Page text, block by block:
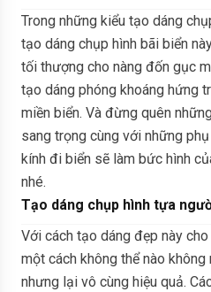
Trong những kiểu tạo dáng
tạo dáng chụp hình bãi biển
tối thượng cho nàng đốn gục
tạo dáng phóng khoáng hứng
miền biển. Và đừng quên
sang trọng cùng với những
kính đi biển sẽ làm bức hình
nhé.
Tạo dáng chụp hình tựa
Với cách tạo dáng đẹp này
một cách không thể nào
nhưng lại vô cùng hiệu quả.